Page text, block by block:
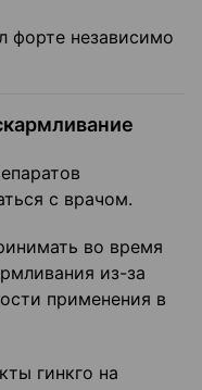
форте независимо
с врачом.
во время
из-за
применения в
гинкго на